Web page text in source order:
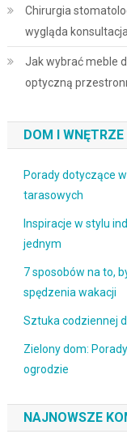
Chirurgia
wygląda
Jak wybrać meble
optyczną
DOM I WNĘTRZE
Porady dotyczące
tarasowych
Inspiracje w stylu
jednym
7 sposobów na to,
spędzenia wakacji
Sztuka codziennej
Zielony dom:
ogrodzie
NAJNOWSZE